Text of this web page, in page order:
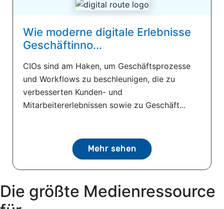
Wie moderne digitale Erlebnisse
Geschäftinno...
CIOs sind am Haken, um Geschäftsprozesse
und Workflows zu beschleunigen, die zu
verbesserten Kunden- und
Mitarbeitererlebnissen sowie zu Geschäft...
Mehr sehen
Die größte Medienressource